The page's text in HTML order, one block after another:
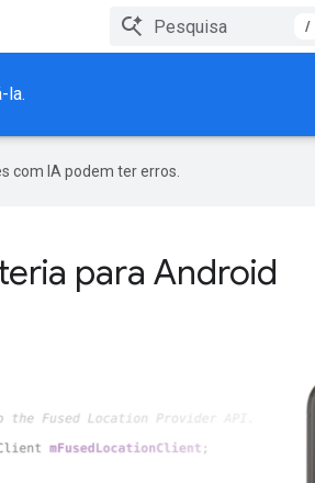
/
la.
com IA podem ter erros.
para Android